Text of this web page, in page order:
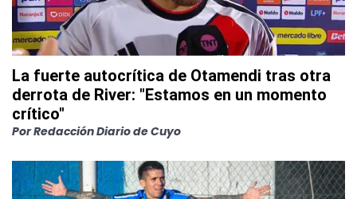
La fuerte autocrítica de Otamendi tras otra
derrota de River: "Estamos en un momento
crítico"
PorRedacción Diario de Cuyo